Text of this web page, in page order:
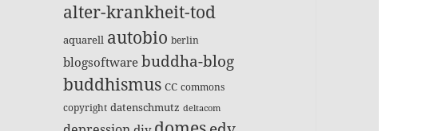
alter-krankheit-tod
aquarell autobio berlin
blogsoftware buddha-blog
buddhismus CC commons
copyright datenschmutz deltacom